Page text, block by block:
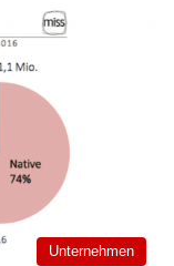
Unternehmen